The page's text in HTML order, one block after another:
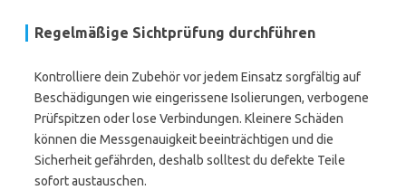
Regelmäßige Sichtprüfung durchführen
Kontrolliere dein Zubehör vor jedem Einsatz sorgfältig auf
Beschädigungen wie eingerissene Isolierungen, verbogene
Prüfspitzen oder lose Verbindungen. Kleinere Schäden
können die Messgenauigkeit beeinträchtigen und die
Sicherheit gefährden, deshalb solltest du defekte Teile
sofort austauschen.